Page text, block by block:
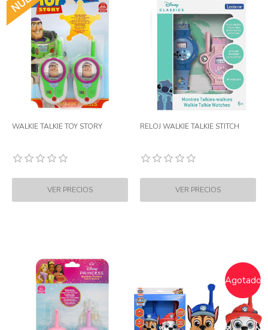
WALKIE TALKIE TOY STORY RELOJ WALKIE TALKIE STITCH
Agotado